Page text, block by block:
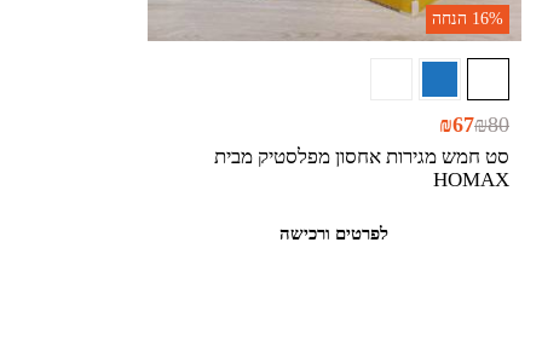
16% הנחה
סט חמש מגירות אחסון מפלסטיק מבית
HOMAX
₪80
₪67
לפרטים ורכישה